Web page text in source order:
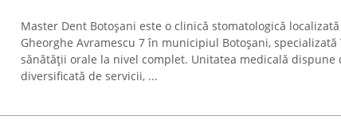
Master Dent Botoșani este o clinică stomatologică
Gheorghe Avramescu 7 în municipiul Botoșani,
sănătății orale la nivel complet. Unitatea medicală dispune
diversificată de servicii, ...